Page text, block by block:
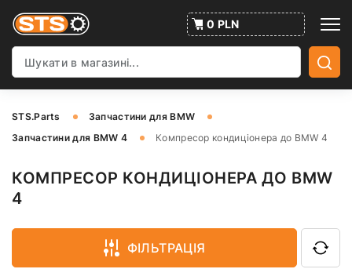
0 PLN
STS.Parts
Запчастини для BMW
Запчастини для BMW 4
Компресор кондиціонера до BMW 4
КОМПРЕСОР КОНДИЦІОНЕРА ДО BMW
4
ФІЛЬТРАЦІЯ